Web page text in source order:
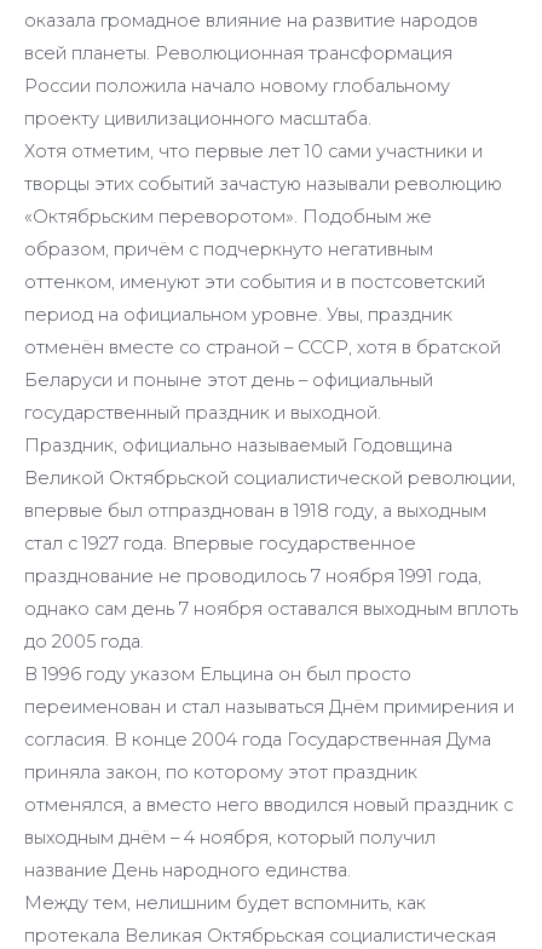
оказала громадное влияние на развитие народов
всей планеты. Революционная трансформация
России положила начало новому глобальному
проекту цивилизационного масштаба.
Хотя отметим, что первые лет 10 сами участники и
творцы этих событий зачастую называли революцию
«Октябрьским переворотом». Подобным же
образом, причём с подчеркнуто негативным
оттенком, именуют эти события и в постсоветский
период на официальном уровне. Увы, праздник
отменён вместе со страной – СССР, хотя в братской
Беларуси и поныне этот день – официальный
государственный праздник и выходной.
Праздник, официально называемый Годовщина
Великой Октябрьской социалистической революции,
впервые был отпразднован в 1918 году, а выходным
стал с 1927 года. Впервые государственное
празднование не проводилось 7 ноября 1991 года,
однако сам день 7 ноября оставался выходным вплоть
до 2005 года.
В 1996 году указом Ельцина он был просто
переименован и стал называться Днём примирения и
согласия. В конце 2004 года Государственная Дума
приняла закон, по которому этот праздник
отменялся, а вместо него вводился новый праздник с
выходным днём – 4 ноября, который получил
название День народного единства.
Между тем, нелишним будет вспомнить, как
протекала Великая Октябрьская социалистическая